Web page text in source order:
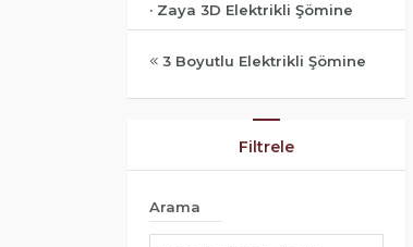
· Zaya 3D Elektrikli Şömine
3 Boyutlu Elektrikli Şömine
Filtrele
Arama